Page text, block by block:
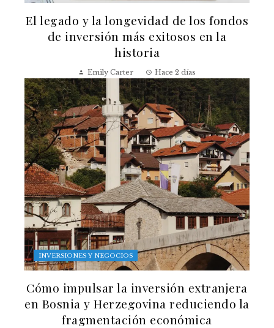
El legado y la longevidad de los fondos
de inversión más exitosos en la
historia
Emily Carter Hace 2 días
INVERSIONES Y NEGOCIOS
Cómo impulsar la inversión extranjera
en Bosnia y Herzegovina reduciendo la
fragmentación económica